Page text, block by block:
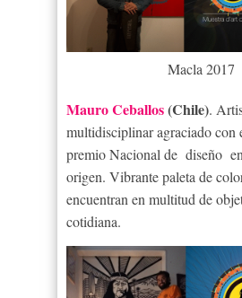
Macla 2017
Mauro Ceballos(Chile).
multidisciplinar agraciado con
premio Nacional de diseño
origen. Vibrante paleta de
encuentran en multitud de
cotidiana.